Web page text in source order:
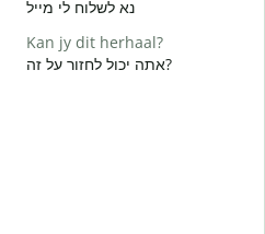
נא לשלוח לי מייל
Kan jy dit herhaal?
אתה יכול לחזור על זה?